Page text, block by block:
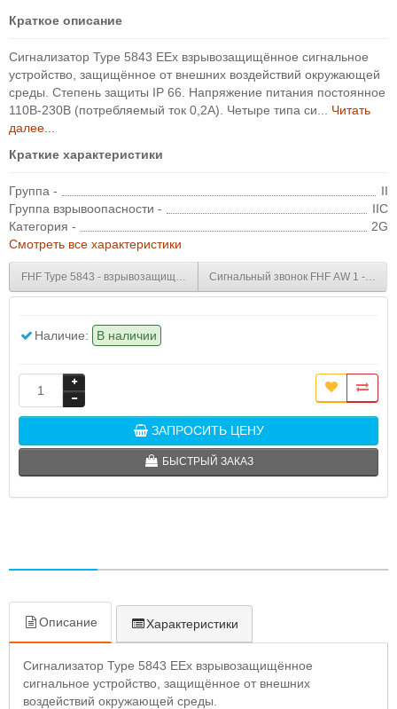
Краткое описание
Сигнализатор Type 5843 EEx взрывозащищённое сигнальное
устройство, защищённое от внешних воздействий окружающей
среды. Степень защиты IP 66. Напряжение питания постоянное
110В-230В (потребляемый ток 0,2А). Четыре типа си... Читать
далее...
Краткие характеристики
Группа -
II
Группа взрывоопасности -
IIC
Категория -
2G
Смотреть все характеристики
FHF Type 5843 - взрывозащищённый звонок, 90 дБ, реле
Сигнальный звонок FHF AW 1 - AW 6
Наличие: В наличии
ЗАПРОСИТЬ ЦЕНУ
БЫСТРЫЙ ЗАКАЗ
Описание Характеристики
Сигнализатор Type 5843 EEx взрывозащищённое
сигнальное устройство, защищённое от внешних
воздействий окружающей среды.